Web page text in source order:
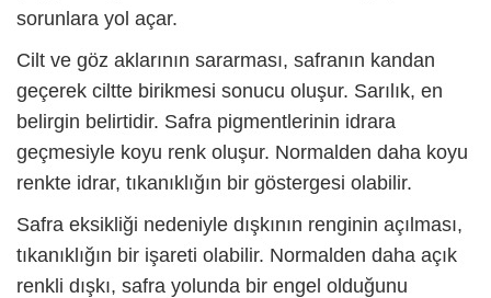
sorunlara yol açar.
Cilt ve göz aklarının sararması, safranın kandan
geçerek ciltte birikmesi sonucu oluşur. Sarılık, en
belirgin belirtidir. Safra pigmentlerinin idrara
geçmesiyle koyu renk oluşur. Normalden daha koyu
renkte idrar, tıkanıklığın bir göstergesi olabilir.
Safra eksikliği nedeniyle dışkının renginin açılması,
tıkanıklığın bir işareti olabilir. Normalden daha açık
renkli dışkı, safra yolunda bir engel olduğunu